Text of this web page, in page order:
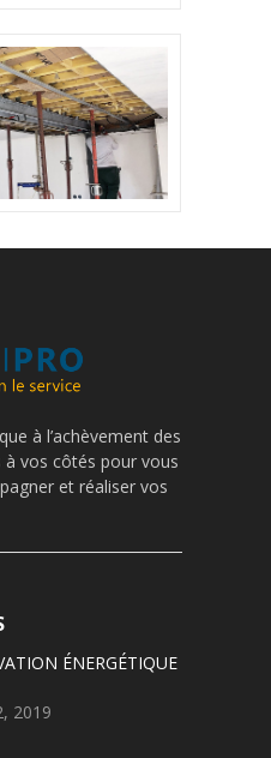
à l’achèvement des
vos côtés pour vous
et réaliser vos
ÉNERGÉTIQUE
2019